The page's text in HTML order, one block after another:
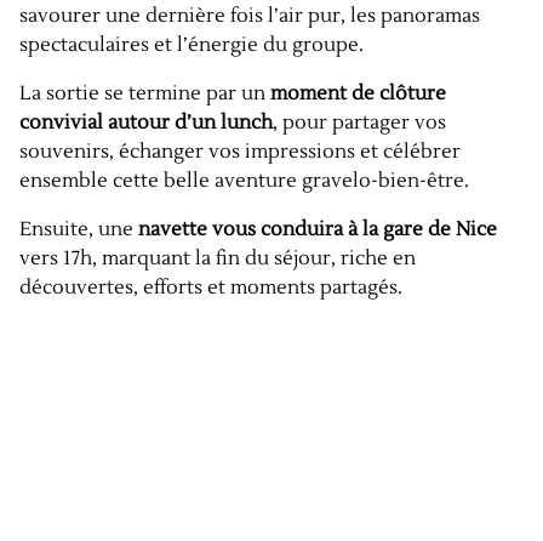
savourer une dernière fois l’air pur, les panoramas
spectaculaires et l’énergie du groupe.
La sortie se termine par un moment de clôture
convivial autour d’un lunch, pour partager vos
souvenirs, échanger vos impressions et célébrer
ensemble cette belle aventure gravelo-bien-être.
Ensuite, une navette vous conduira à la gare de Nice
vers 17h, marquant la fin du séjour, riche en
découvertes, efforts et moments partagés.